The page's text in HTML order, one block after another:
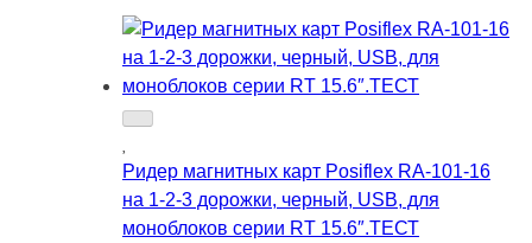
Ридер магнитных карт Posiflex RA-101-16
на 1-2-3 дорожки, черный, USB, для
моноблоков серии RT 15.6″.ТЕСТ